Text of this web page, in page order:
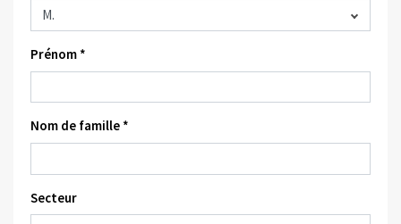
Prénom *
Nom de famille *
Secteur